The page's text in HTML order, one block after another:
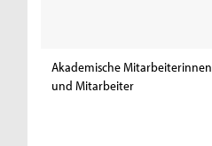
Akademische Mitarbeiterinnen
und Mitarbeiter